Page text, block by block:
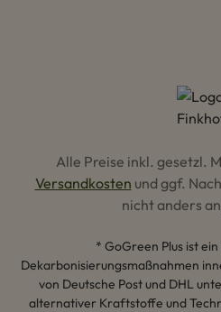
Alle Preise inkl. gesetzl.
Versandkosten und ggf.
nicht anders
* GoGreen Plus ist
Dekarbonisierungsmaßnahmen
von Deutsche Post und DHL
alternativer Kraftstoffe und